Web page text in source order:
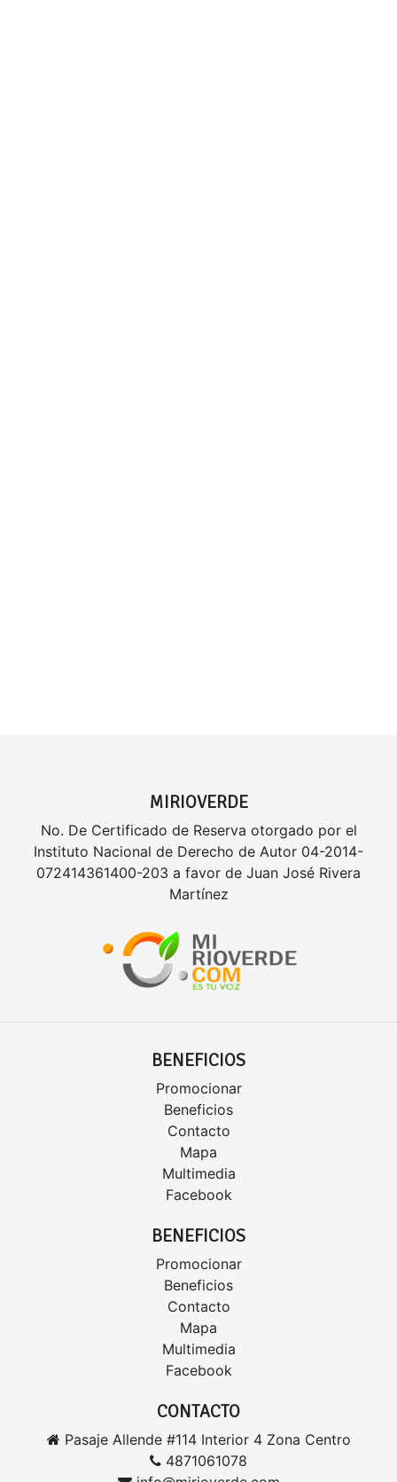
MIRIOVERDE
No. De Certificado de Reserva otorgado por el
Instituto Nacional de Derecho de Autor 04-2014-
072414361400-203 a favor de Juan José Rivera
Martínez
BENEFICIOS
Promocionar
Beneficios
Contacto
Mapa
Multimedia
Facebook
BENEFICIOS
Promocionar
Beneficios
Contacto
Mapa
Multimedia
Facebook
CONTACTO
Pasaje Allende #114 Interior 4 Zona Centro
4871061078